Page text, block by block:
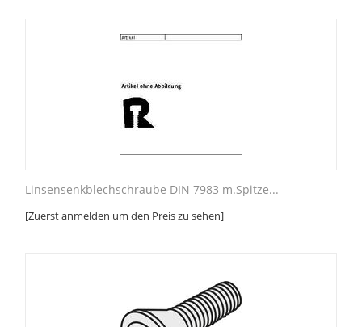
Linsensenkblechschraube DIN 7983 m.Spitze...
[Zuerst anmelden um den Preis zu sehen]